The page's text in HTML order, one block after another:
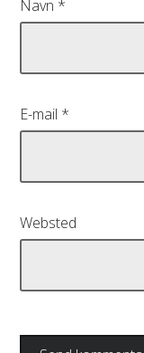
Navn *
E-mail *
Websted